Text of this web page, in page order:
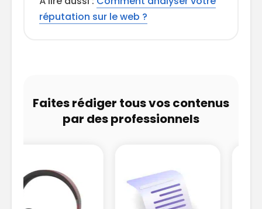
réputation sur le web ?
Faites rédiger tous vos contenus
par des professionnels